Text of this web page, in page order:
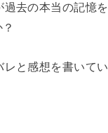
去の本当の記憶
と感想を書いてい